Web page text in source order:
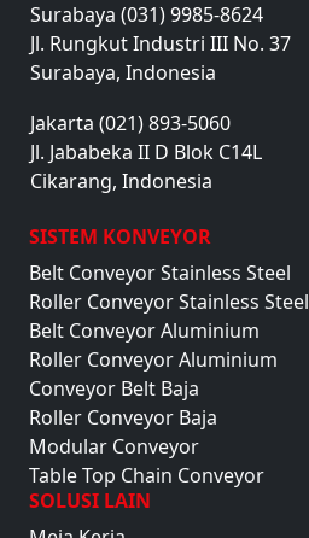
Surabaya (031) 9985-8624
Jl. Rungkut Industri III No. 37
Surabaya, Indonesia
Jakarta (021) 893-5060
Jl. Jababeka II D Blok C14L
Cikarang, Indonesia
SISTEM KONVEYOR
Belt Conveyor Stainless Steel
Roller Conveyor Stainless Steel
Belt Conveyor Aluminium
Roller Conveyor Aluminium
Conveyor Belt Baja
Roller Conveyor Baja
Modular Conveyor
Table Top Chain Conveyor
SOLUSI LAIN